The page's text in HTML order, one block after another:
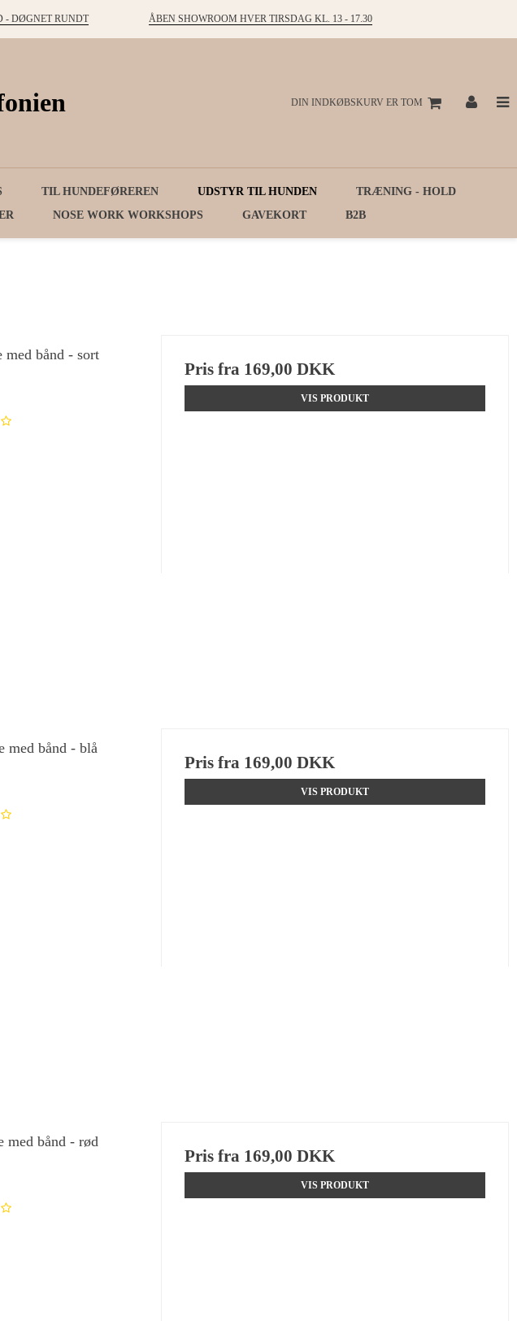
- DØGNET RUNDT ÅBEN SHOWROOM HVER TIRSDAG KL. 13 - 17.30
DIN INDKØBSKURV ER TOM
TIL HUNDEFØREREN UDSTYR TIL HUNDEN
TRÆNING - HOLD
NOSE WORK WORKSHOPS GAVEKORT B2B
bånd - sort
Pris fra 169,00 DKK
VIS PRODUKT
med bånd - blå
Pris fra 169,00 DKK
VIS PRODUKT
med bånd - rød
Pris fra 169,00 DKK
VIS PRODUKT